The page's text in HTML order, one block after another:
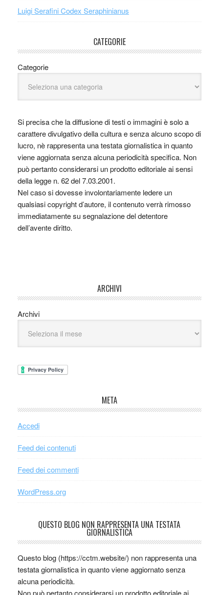
Luigi Serafini Codex Seraphinianus
CATEGORIE
Categorie
Si precisa che la diffusione di testi o immagini è solo a
carattere divulgativo della cultura e senza alcuno scopo di
lucro, nè rappresenta una testata giornalistica in quanto
viene aggiornata senza alcuna periodicità specifica. Non
può pertanto considerarsi un prodotto editoriale ai sensi
della legge n. 62 del 7.03.2001.
Nel caso si dovesse involontariamente ledere un
qualsiasi copyright d’autore, il contenuto verrà rimosso
immediatamente su segnalazione del detentore
dell’avente diritto.
ARCHIVI
Archivi
META
Accedi
Feed dei contenuti
Feed dei commenti
WordPress.org
QUESTO BLOG NON RAPPRESENTA UNA TESTATA
GIORNALISTICA
Questo blog (https://cctm.website/) non rappresenta una
testata giornalistica in quanto viene aggiornato senza
alcuna periodicità.
Non può pertanto considerarsi un prodotto editoriale ai